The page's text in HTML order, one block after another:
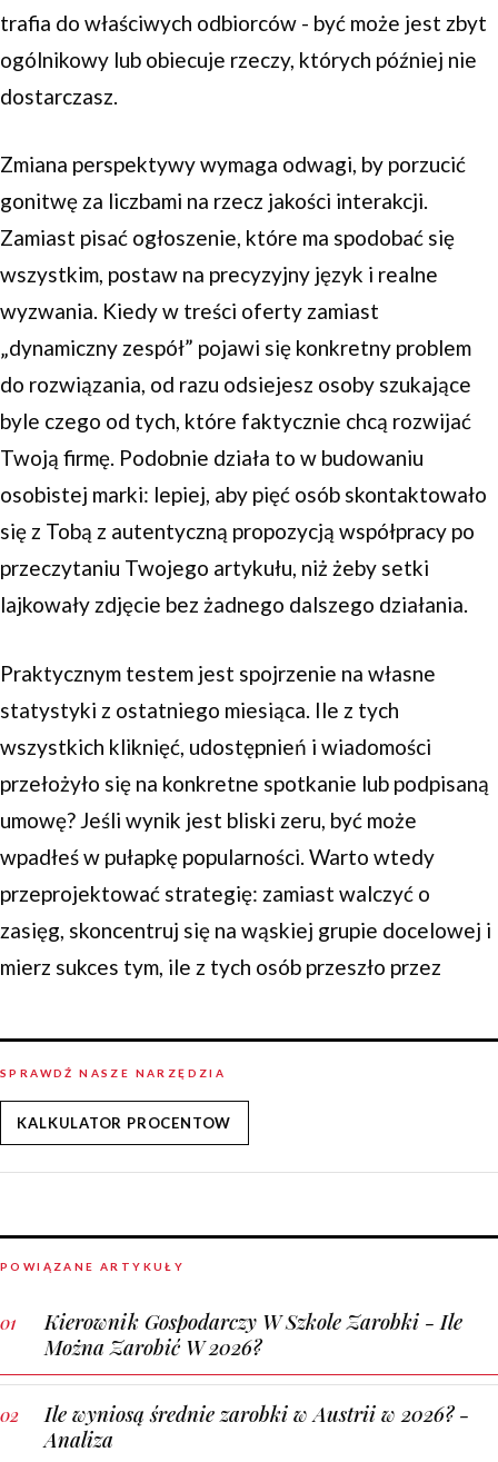
trafia do właściwych odbiorców - być może jest zbyt
ogólnikowy lub obiecuje rzeczy, których później nie
dostarczasz.
Zmiana perspektywy wymaga odwagi, by porzucić
gonitwę za liczbami na rzecz jakości interakcji.
Zamiast pisać ogłoszenie, które ma spodobać się
wszystkim, postaw na precyzyjny język i realne
wyzwania. Kiedy w treści oferty zamiast
„dynamiczny zespół” pojawi się konkretny problem
do rozwiązania, od razu odsiejesz osoby szukające
byle czego od tych, które faktycznie chcą rozwijać
Twoją firmę. Podobnie działa to w budowaniu
osobistej marki: lepiej, aby pięć osób skontaktowało
się z Tobą z autentyczną propozycją współpracy po
przeczytaniu Twojego artykułu, niż żeby setki
lajkowały zdjęcie bez żadnego dalszego działania.
Praktycznym testem jest spojrzenie na własne
statystyki z ostatniego miesiąca. Ile z tych
wszystkich kliknięć, udostępnień i wiadomości
przełożyło się na konkretne spotkanie lub podpisaną
umowę? Jeśli wynik jest bliski zeru, być może
wpadłeś w pułapkę popularności. Warto wtedy
przeprojektować strategię: zamiast walczyć o
zasięg, skoncentruj się na wąskiej grupie docelowej i
mierz sukces tym, ile z tych osób przeszło przez
SPRAWDŹ NASZE NARZĘDZIA
KALKULATOR PROCENTOW
POWIĄZANE ARTYKUŁY
Kierownik Gospodarczy W Szkole Zarobki - Ile
Można Zarobić W 2026?
Ile wyniosą średnie zarobki w Austrii w 2026? -
Analiza